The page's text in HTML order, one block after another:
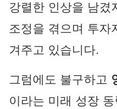
강렬한 인상을 남겼
조정을 겪으며 투자
겨주고 있습니다.
그럼에도 불구하고
이라는 미래 성장